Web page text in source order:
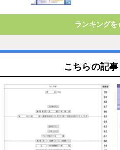
ランキングを
こちらの記